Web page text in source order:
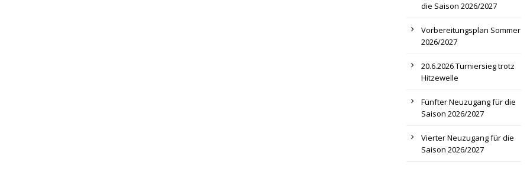
die Saison 2026/2027
Vorbereitungsplan Sommer
2026/2027
20.6.2026 Turniersieg trotz
Hitzewelle
Fünfter Neuzugang für die
Saison 2026/2027
Vierter Neuzugang für die
Saison 2026/2027